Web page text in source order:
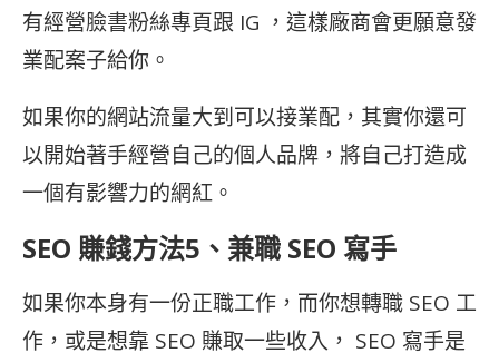
有經營臉書粉絲專頁跟 IG ，這樣廠商會更願意發
業配案子給你。
如果你的網站流量大到可以接業配，其實你還可
以開始著手經營自己的個人品牌，將自己打造成
一個有影響力的網紅。
SEO 賺錢方法5、兼職 SEO 寫手
如果你本身有一份正職工作，而你想轉職 SEO 工
作，或是想靠 SEO 賺取一些收入， SEO 寫手是